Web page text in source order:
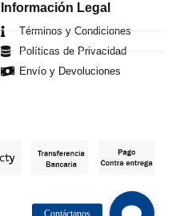
Información Legal
Términos y Condiciones
Políticas de Privacidad
Envío y Devoluciones